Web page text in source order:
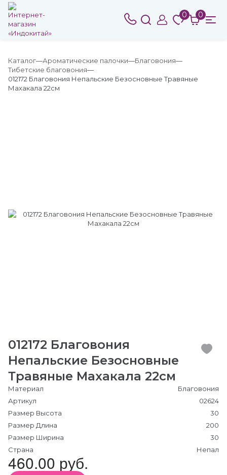
0 0
Каталог Ароматические палочки
Благовония
Тибетские благовония
012172 Благовония Непальские Безосновные Травяные
Махакала 22см
012172 Благовония
Непальские Безосновные
Травяные Махакала 22см
Материал
Благовония
Артикул
02624
Размер Высота
30
Размер Длина
200
Размер Ширина
30
Страна
Непал
460.00 руб.